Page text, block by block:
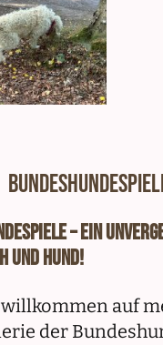
– Ein
und Hund!
auf
der